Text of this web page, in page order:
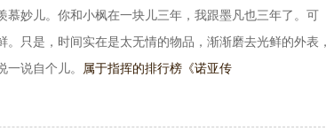
妙儿。你和小枫在一块儿三年，我跟墨凡也三年了。可
只是，时间实在是太无情的物品，渐渐磨去光鲜的外表
说自个儿。
属于指挥的排行榜《诺亚传